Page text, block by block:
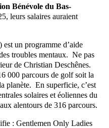
Bénévole du Bas-
leurs salaires auraient
un programme d’aide
troubles mentaux. Ne pas
de Christian Deschênes.
000 parcours de golf soit la
planète. En superficie, c’est
solaires et éoliennes du
alentours de 316 parcours.
: Gentlemen Only Ladies